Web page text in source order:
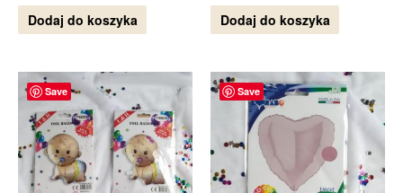
Dodaj do koszyka Dodaj do koszyka
Save Save